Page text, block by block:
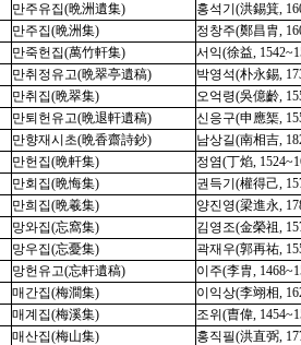
만주유집(晩洲遺集) 홍석기(洪錫箕,
만주집(晩洲集) 정창주(鄭昌胄,
만죽헌집(萬竹軒集) 서익(徐益,
만취정유고(晩翠亭遺稿) 박영석(朴永錫,
만취집(晩翠集) 오억령(吳億齡,
만퇴헌유고(晩退軒遺稿) 신응구(申應榘,
만향재시초(晩香齋詩鈔) 남상길(南相吉,
만헌집(晩軒集) 정염(丁焰,
만회집(晩悔集) 권득기(權得己,
만희집(晩羲集) 양진영(梁進永,
망와집(忘窩集) 김영조(金榮祖,
망우집(忘憂集) 곽재우(郭再祐,
망헌유고(忘軒遺稿) 이주(李胄,
매간집(梅澗集) 이익상(李翊相,
매계집(梅溪集) 조위(曺偉,
매산집(梅山集) 홍직필(洪直弼,